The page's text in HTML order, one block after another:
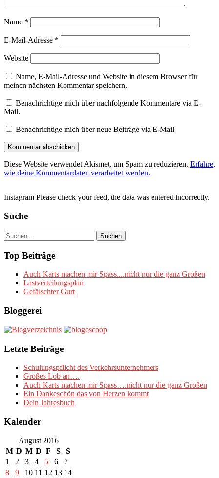
Name *
E-Mail-Adresse *
Website
Name, E-Mail-Adresse und Website in diesem Browser für
meinen nächsten Kommentar speichern.
Benachrichtige mich über nachfolgende Kommentare via E-
Mail.
Benachrichtige mich über neue Beiträge via E-Mail.
Diese Website verwendet Akismet, um Spam zu reduzieren. Erfahre,
wie deine Kommentardaten verarbeitet werden.
Instagram Please check your feed, the data was entered incorrectly.
Suche
Suchen
nach:
Top Beiträge
Auch Karts machen mir Spass....nicht nur die ganz Großen
Lastverteilungsplan
Gefälschter Gurt
Bloggerei
Letzte Beiträge
Schulungspflicht des Verkehrsunternehmers
Großes Lob an….
Auch Karts machen mir Spass….nicht nur die ganz Großen
Ein Dankeschön das von Herzen kommt
Dein Jahresbuch
Kalender
August 2016
M D M D F S
S
1
2 3 4 5 6
7
8
9 10 11 12 13 14